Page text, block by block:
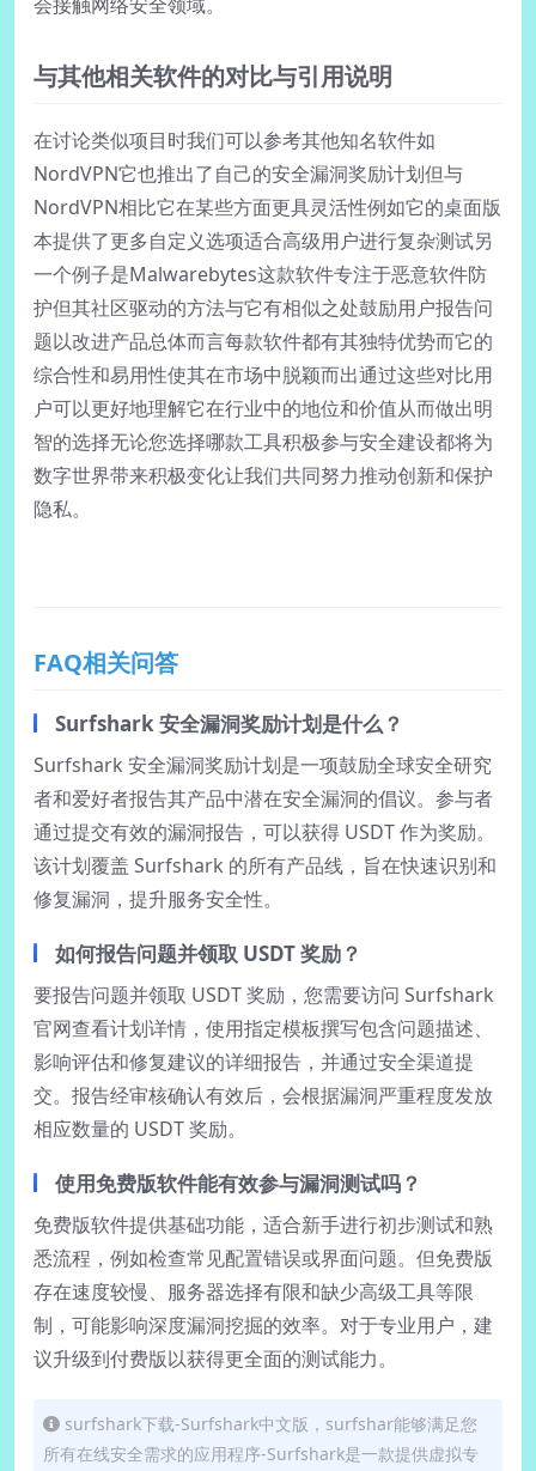
与其他相关软件的对比与引用说明
在讨论类似项目时我们可以参考其他知名软件如
NordVPN它也推出了自己的安全漏洞奖励计划但与
NordVPN相比它在某些方面更具灵活性例如它的桌面版
本提供了更多自定义选项适合高级用户进行复杂测试另
一个例子是Malwarebytes这款软件专注于恶意软件防
护但其社区驱动的方法与它有相似之处鼓励用户报告问
题以改进产品总体而言每款软件都有其独特优势而它的
综合性和易用性使其在市场中脱颖而出通过这些对比用
户可以更好地理解它在行业中的地位和价值从而做出明
智的选择无论您选择哪款工具积极参与安全建设都将为
数字世界带来积极变化让我们共同努力推动创新和保护
隐私。
FAQ相关问答
Surfshark 安全漏洞奖励计划是什么？
Surfshark 安全漏洞奖励计划是一项鼓励全球安全研究
者和爱好者报告其产品中潜在安全漏洞的倡议。参与者
通过提交有效的漏洞报告，可以获得 USDT 作为奖励。
该计划覆盖 Surfshark 的所有产品线，旨在快速识别和
修复漏洞，提升服务安全性。
如何报告问题并领取 USDT 奖励？
要报告问题并领取 USDT 奖励，您需要访问 Surfshark
官网查看计划详情，使用指定模板撰写包含问题描述、
影响评估和修复建议的详细报告，并通过安全渠道提
交。报告经审核确认有效后，会根据漏洞严重程度发放
相应数量的 USDT 奖励。
使用免费版软件能有效参与漏洞测试吗？
免费版软件提供基础功能，适合新手进行初步测试和熟
悉流程，例如检查常见配置错误或界面问题。但免费版
存在速度较慢、服务器选择有限和缺少高级工具等限
制，可能影响深度漏洞挖掘的效率。对于专业用户，建
议升级到付费版以获得更全面的测试能力。
surfshark下载-Surfshark中文版，surfshar能够满足您
所有在线安全需求的应用程序-Surfshark是一款提供虚拟专